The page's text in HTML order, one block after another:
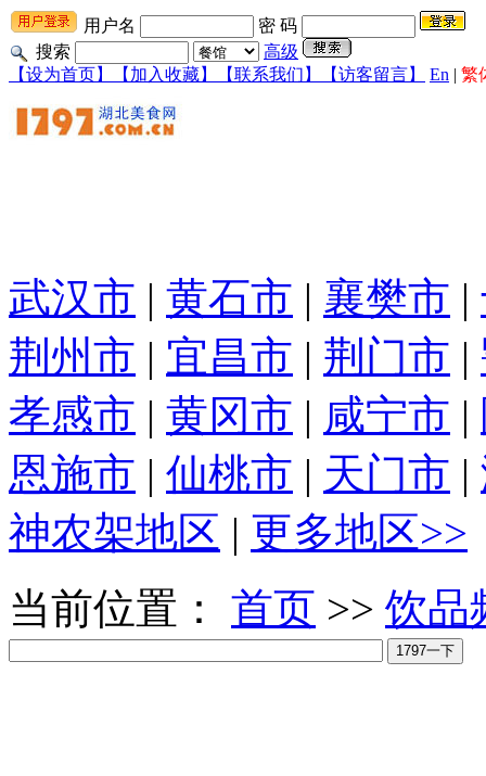
用户名
密 码
搜索
高级
【设为首页】
【加入收藏】 【联系我们】 【访客留言】 En | 繁
武汉市 | 黄石市 | 襄樊市 |
荆州市 | 宜昌市 | 荆门市 |
孝感市 | 黄冈市 | 咸宁市 |
恩施市 | 仙桃市 | 天门市 |
神农架地区 | 更多地区>>
当前位置： 首页 >> 饮品